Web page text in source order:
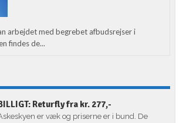
arbejdet med begrebet afbudsrejser i
findes de...
Returfly fra kr. 277,-
er væk og priserne er i bund. De